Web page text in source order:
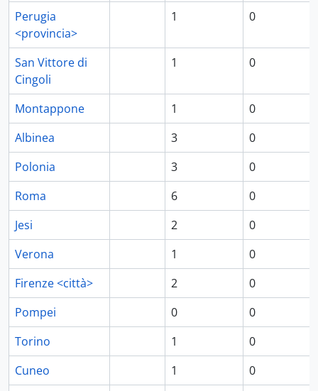
Perugia
<provincia>
1 0
San Vittore di
Cingoli
1 0
Montappone 1
0
Albinea
3
0
Polonia
3
0
Roma
6
0
Jesi
2
0
Verona
1
0
Firenze <città>
2
0
Pompei
0
0
Torino
1
0
Cuneo
1
0